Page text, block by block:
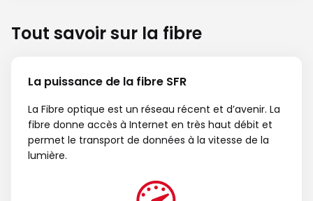
Tout savoir sur la fibre
La puissance de la fibre SFR
La Fibre optique est un réseau récent et d’avenir. La
fibre donne accès à Internet en très haut débit et
permet le transport de données à la vitesse de la
lumière.